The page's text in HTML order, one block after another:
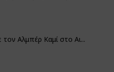
τον Αλμπέρ Καμί στο Αι...